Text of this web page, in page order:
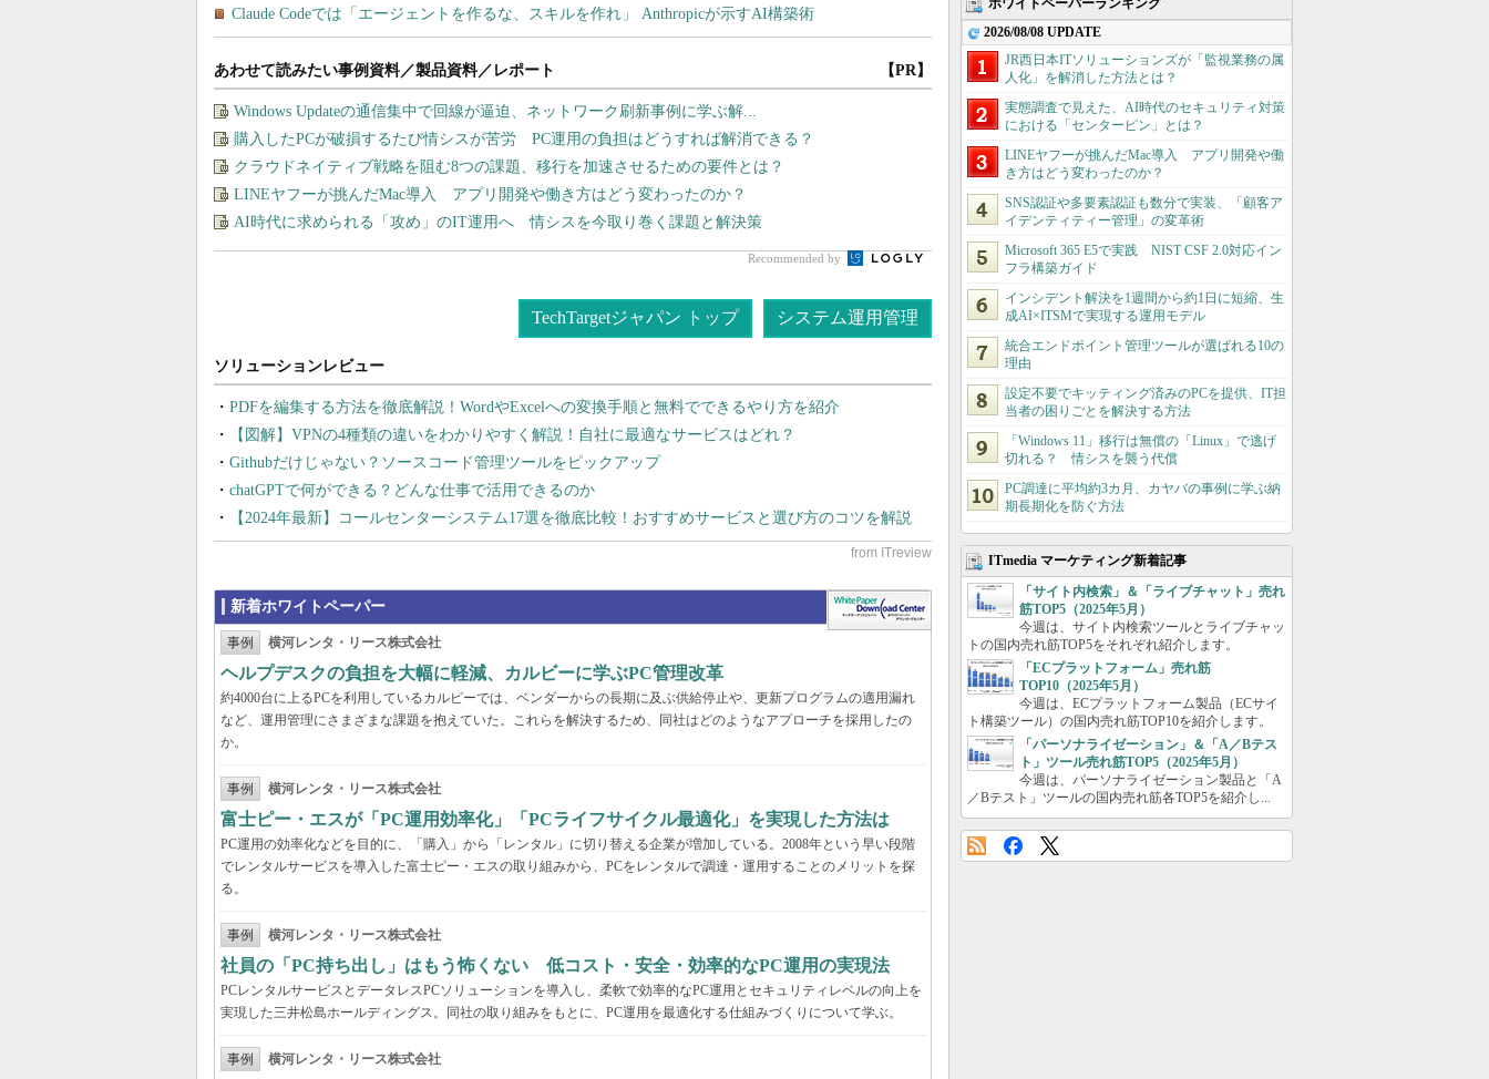
あわせて読みたい事例資料／製品資料／レポート 【PR】
Windows Updateの通信集中で回線が逼迫、ネットワーク刷新事例に学ぶ解...
購入したPCが破損するたび情シスが苦労 PC運用の負担はどうすれば解消できる？
クラウドネイティブ戦略を阻む8つの課題、移行を加速させるための要件とは？
LINEヤフーが挑んだMac導入 アプリ開発や働き方はどう変わったのか？
AI時代に求められる「攻め」のIT運用へ 情シスを今取り巻く課題と解決策
Recommended by
TechTargetジャパン トップ システム運用管理
PDFを編集する方法を徹底解説！WordやExcelへの変換手順と無料でできるやり方を紹介
【図解】VPNの4種類の違いをわかりやすく解説！自社に最適なサービスはどれ？
Githubだけじゃない？ソースコード管理ツールをピックアップ
chatGPTで何ができる？どんな仕事で活用できるのか
【2024年最新】コールセンターシステム17選を徹底比較！おすすめサービスと選び方のコツを解説
新着ホワイトペーパー
事例 横河レンタ・リース株式会社
ヘルプデスクの負担を大幅に軽減、カルビーに学ぶPC管理改革
約4000台に上るPCを利用しているカルビーでは、ベンダーからの長期に及ぶ供給停止や、更新プログラムの適用漏れ
など、運用管理にさまざまな課題を抱えていた。これらを解決するため、同社はどのようなアプローチを採用したの
か。
事例 横河レンタ・リース株式会社
富士ピー・エスが「PC運用効率化」「PCライフサイクル最適化」を実現した方法は
PC運用の効率化などを目的に、「購入」から「レンタル」に切り替える企業が増加している。2008年という早い段階
でレンタルサービスを導入した富士ピー・エスの取り組みから、PCをレンタルで調達・運用することのメリットを探
る。
事例 横河レンタ・リース株式会社
社員の「PC持ち出し」はもう怖くない 低コスト・安全・効率的なPC運用の実現法
PCレンタルサービスとデータレスPCソリューションを導入し、柔軟で効率的なPC運用とセキュリティレベルの向上を
実現した三井松島ホールディングス。同社の取り組みをもとに、PC運用を最適化する仕組みづくりについて学ぶ。
事例 横河レンタ・リース株式会社
ホワイトペーパーランキング
2026/08/08 UPDATE
JR西日本ITソリューションズが「監視業務の属
人化」を解消した方法とは？
実態調査で見えた、AI時代のセキュリティ対策
における「センターピン」とは？
LINEヤフーが挑んだMac導入 アプリ開発や働
き方はどう変わったのか？
SNS認証や多要素認証も数分で実装、「顧客ア
イデンティティー管理」の変革術
Microsoft 365 E5で実践 NIST CSF 2.0対応イン
フラ構築ガイド
インシデント解決を1週間から約1日に短縮、生
成AI×ITSMで実現する運用モデル
統合エンドポイント管理ツールが選ばれる10の
理由
設定不要でキッティング済みのPCを提供、IT担
当者の困りごとを解決する方法
「Windows 11」移行は無償の「Linux」で逃げ
切れる？ 情シスを襲う代償
PC調達に平均約3カ月、カヤバの事例に学ぶ納
期長期化を防ぐ方法
ITmedia マーケティング新着記事
「サイト内検索」＆「ライブチャット」売れ
筋TOP5（2025年5月）
今週は、サイト内検索ツールとライブチャッ
トの国内売れ筋TOP5をそれぞれ紹介します。
「ECプラットフォーム」売れ筋
TOP10（2025年5月）
今週は、ECプラットフォーム製品（ECサイ
ト構築ツール）の国内売れ筋TOP10を紹介します。
「パーソナライゼーション」＆「A／Bテス
ト」ツール売れ筋TOP5（2025年5月）
今週は、パーソナライゼーション製品と「A
／Bテスト」ツールの国内売れ筋各TOP5を紹介し...